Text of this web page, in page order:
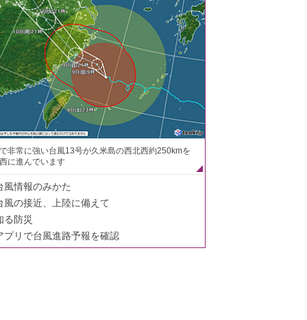
非常に強い台風13号が久米島の西北西約250kmを
に進んでいます
風情報のみかた
風の接近、上陸に備えて
る防災
プリで台風進路予報を確認